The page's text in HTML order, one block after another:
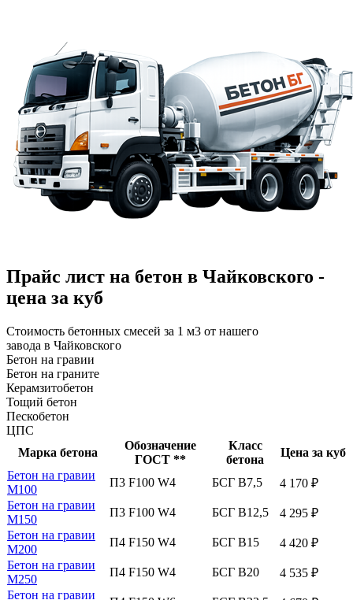
Прайс лист на бетон в Чайковского -
цена за куб
Стоимость бетонных смесей за 1 м3 от нашего
завода в Чайковского
Бетон на гравии
Бетон на граните
Керамзитобетон
Тощий бетон
Пескобетон
ЦПС
Марка бетона
Обозначение
ГОСТ **
Класс
бетона
Цена за куб
Бетон на гравии
М100
П3 F100 W4 БСГ В7,5
4 170 ₽
Бетон на гравии
М150
П3 F100 W4 БСГ В12,5
4 295 ₽
Бетон на гравии
М200
П4 F150 W4 БСГ В15
4 420 ₽
Бетон на гравии
М250
П4 F150 W4 БСГ В20
4 535 ₽
Бетон на гравии